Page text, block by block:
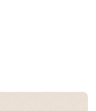
やすとものいたっ